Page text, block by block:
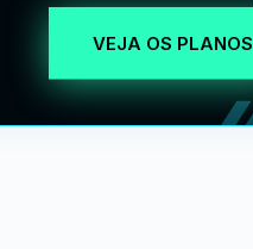
VEJA OS PLANOS